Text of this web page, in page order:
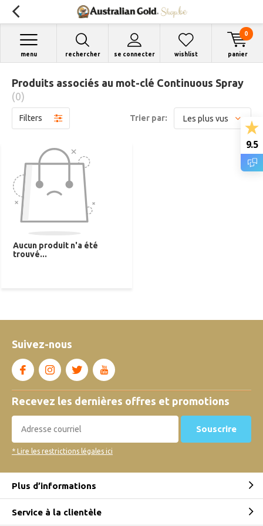
rechercher se connecter
menu wishlist panier
0
Produits associés au mot-clé Continuous Spray
(0)
Filters Trier par:
Aucun produit n'a été
trouvé...
Suivez-nous
Recevez les dernières offres et promotions
Souscrire
* Lire les restrictions légales ici
Plus d’informations
Service à la clientèle
9.5